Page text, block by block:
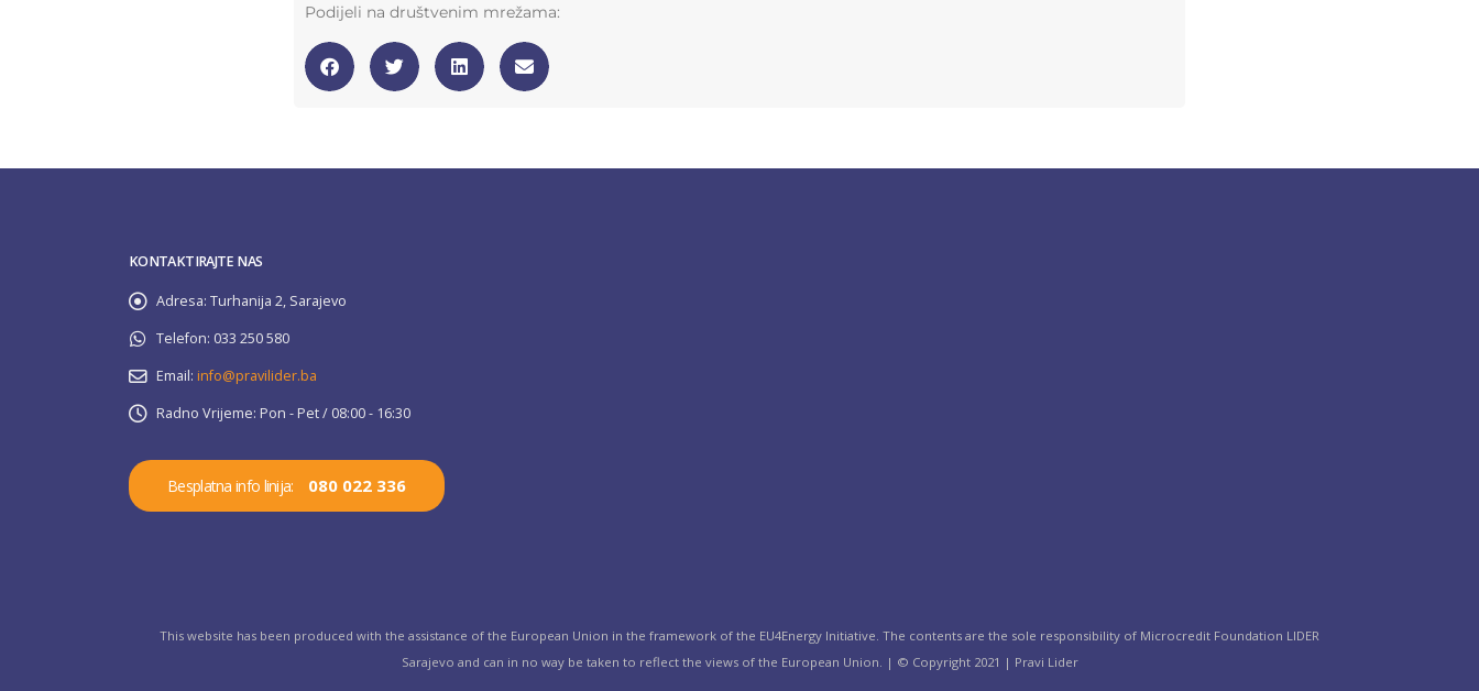
Podijeli na društvenim mrežama:
KONTAKTIRAJTE NAS
Adresa: Turhanija 2, Sarajevo
Telefon: 033 250 580
Email: info@pravilider.ba
Radno Vrijeme: Pon - Pet / 08:00 - 16:30
Besplatna info linija: 080 022 336
This website has been produced with the assistance of the European Union in the framework of the EU4Energy Initiative. The contents are the sole responsibility of Microcredit Foundation LIDER
Sarajevo and can in no way be taken to reflect the views of the European Union. | © Copyright 2021 | Pravi Lider